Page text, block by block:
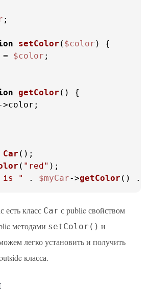
;
setColor ( $color )
= $color ;
getColor ( )
>color;
Car
( "red"
is " . $myCar->getColor () .
есть класс Car с public свойством
методами setColor() и
легко установить и получить
класса.